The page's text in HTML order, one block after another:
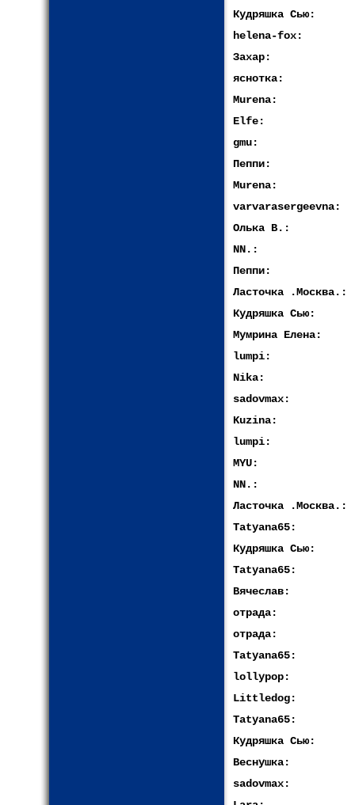
Кудряшка Сью:
helena-fox:
Захар:
яснотка:
Murena:
Elfe:
gmu:
Пеппи:
Murena:
varvarasergeevna:
Олька В.:
NN.:
Пеппи:
Ласточка .Москва.:
Кудряшка Сью:
Мумрина Елена:
lumpi:
Nika:
sadovmax:
Kuzina:
lumpi:
MYU:
NN.:
Ласточка .Москва.:
Tatyana65:
Кудряшка Сью:
Tatyana65:
Вячеслав:
отрада:
отрада:
Tatyana65:
lollypop:
Littledog:
Tatyana65:
Кудряшка Сью:
Веснушка:
sadovmax: